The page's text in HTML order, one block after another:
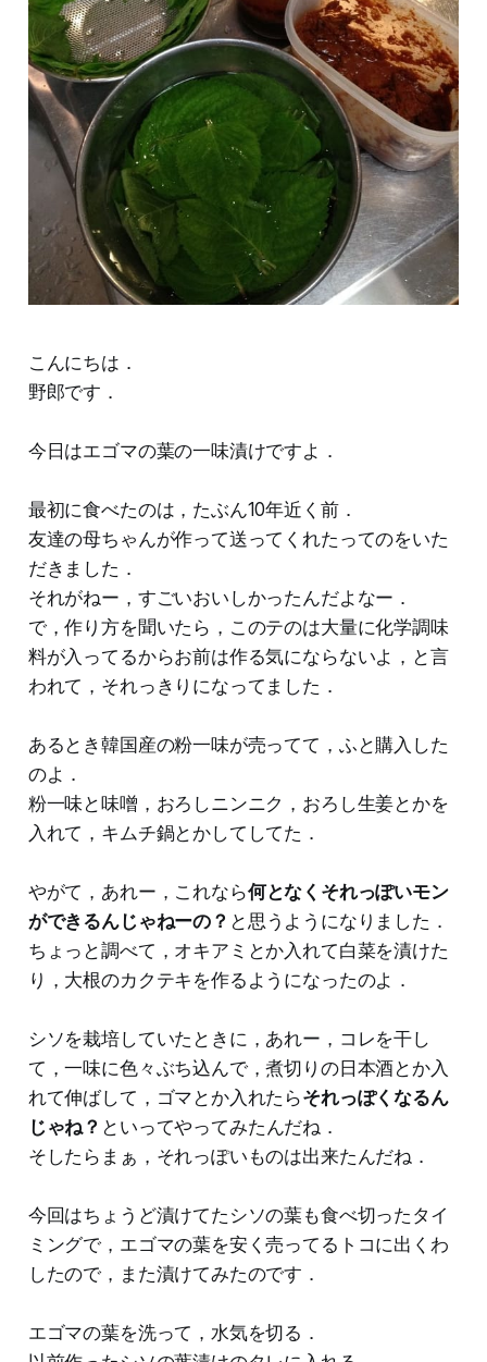
こんにちは．
野郎です．
今日はエゴマの葉の一味漬けですよ．
最初に食べたのは，たぶん10年近く前．
友達の母ちゃんが作って送ってくれたってのをいた
だきました．
それがねー，すごいおいしかったんだよなー．
で，作り方を聞いたら，このテのは大量に化学調味
料が入ってるからお前は作る気にならないよ，と言
われて，それっきりになってました．
あるとき韓国産の粉一味が売ってて，ふと購入した
のよ．
粉一味と味噌，おろしニンニク，おろし生姜とかを
入れて，キムチ鍋とかしてしてた．
やがて，あれー，これなら何となくそれっぽいモン
ができるんじゃねーの？ と思うようになりました．
ちょっと調べて，オキアミとか入れて白菜を漬けた
り，大根のカクテキを作るようになったのよ．
シソを栽培していたときに，あれー，コレを干し
て，一味に色々ぶち込んで，煮切りの日本酒とか入
れて伸ばして，ゴマとか入れたらそれっぽくなるん
じゃね？ といってやってみたんだね．
そしたらまぁ，それっぽいものは出来たんだね．
今回はちょうど漬けてたシソの葉も食べ切ったタイ
ミングで，エゴマの葉を安く売ってるトコに出くわ
したので，また漬けてみたのです．
エゴマの葉を洗って，水気を切る．